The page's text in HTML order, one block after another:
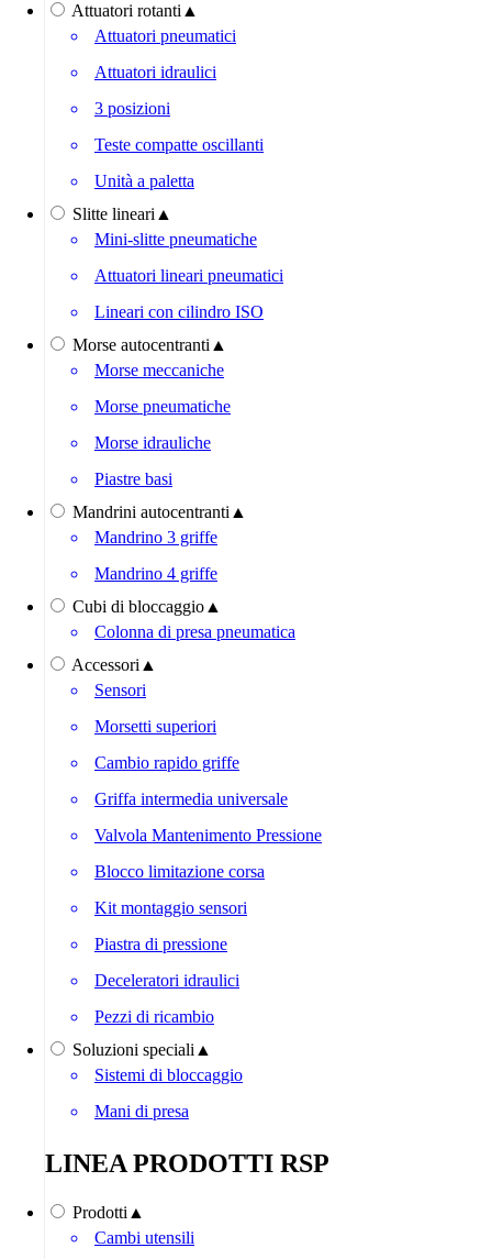
Attuatori rotanti ▲
Attuatori pneumatici
Attuatori idraulici
3 posizioni
Teste compatte oscillanti
Unità a paletta
Slitte lineari ▲
Mini-slitte pneumatiche
Attuatori lineari pneumatici
Lineari con cilindro ISO
Morse autocentranti ▲
Morse meccaniche
Morse pneumatiche
Morse idrauliche
Piastre basi
Mandrini autocentranti ▲
Mandrino 3 griffe
Mandrino 4 griffe
Cubi di bloccaggio ▲
Colonna di presa pneumatica
Accessori ▲
Sensori
Morsetti superiori
Cambio rapido griffe
Griffa intermedia universale
Valvola Mantenimento Pressione
Blocco limitazione corsa
Kit montaggio sensori
Piastra di pressione
Deceleratori idraulici
Pezzi di ricambio
Soluzioni speciali ▲
Sistemi di bloccaggio
Mani di presa
LINEA PRODOTTI RSP
Prodotti ▲
Cambi utensili